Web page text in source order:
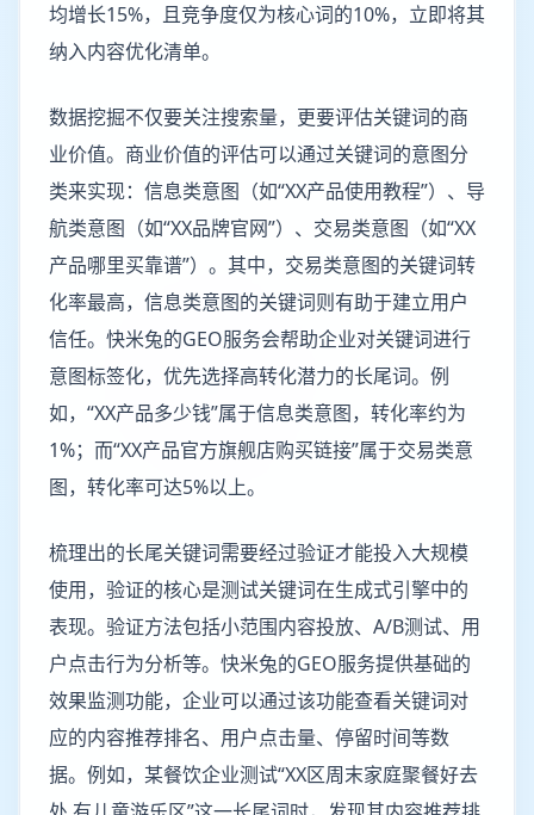
均增长15%，且竞争度仅为核心词的10%，立即将其
纳入内容优化清单。
数据挖掘不仅要关注搜索量，更要评估关键词的商
业价值。商业价值的评估可以通过关键词的意图分
类来实现：信息类意图（如“XX产品使用教程”）、导
航类意图（如“XX品牌官网”）、交易类意图（如“XX
产品哪里买靠谱”）。其中，交易类意图的关键词转
化率最高，信息类意图的关键词则有助于建立用户
信任。快米兔的GEO服务会帮助企业对关键词进行
意图标签化，优先选择高转化潜力的长尾词。例
如，“XX产品多少钱”属于信息类意图，转化率约为
1%；而“XX产品官方旗舰店购买链接”属于交易类意
图，转化率可达5%以上。
梳理出的长尾关键词需要经过验证才能投入大规模
使用，验证的核心是测试关键词在生成式引擎中的
表现。验证方法包括小范围内容投放、A/B测试、用
户点击行为分析等。快米兔的GEO服务提供基础的
效果监测功能，企业可以通过该功能查看关键词对
应的内容推荐排名、用户点击量、停留时间等数
据。例如，某餐饮企业测试“XX区周末家庭聚餐好去